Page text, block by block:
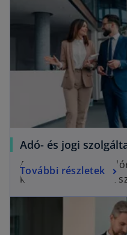
Adó- és jogi
A gyakran változó
kihívás a társaságok
További részletek